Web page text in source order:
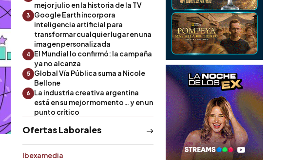
mejor julio en la historia de la TV
3
Google Earth incorpora
inteligencia artificial para
transformar cualquier lugar en una
imagen personalizada
4 El Mundial lo confirmó: la campaña
ya no alcanza
5
Global Vía Pública suma a Nicole
Bellone
6
La industria creativa argentina
está en su mejor momento… y en un
punto crítico
Ofertas Laborales
Ibexamedia